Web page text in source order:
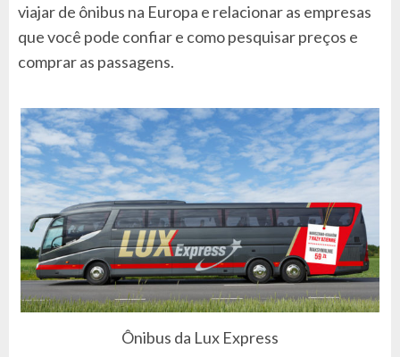
viajar de ônibus na Europa e relacionar as empresas
que você pode confiar e como pesquisar preços e
comprar as passagens.
Ônibus da Lux Express